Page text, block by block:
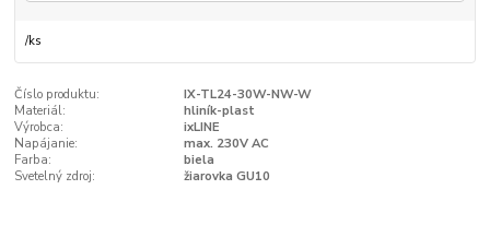
/ks
Číslo produktu:
IX-TL24-30W-NW-W
Materiál:
hliník-plast
Výrobca:
ixLINE
Napájanie:
max. 230V AC
Farba:
biela
Svetelný zdroj:
žiarovka GU10